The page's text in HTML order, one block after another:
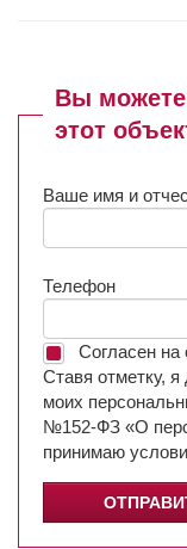
Вы можете
этот
Ваше имя и
Телефон
Согласен на
Ставя отметку,
моих
№152-ФЗ «О
принимаю